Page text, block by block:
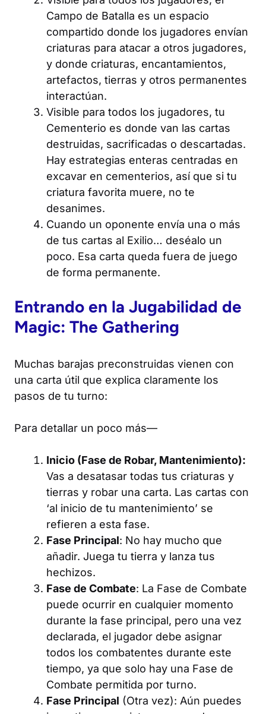
Campo de Batalla es un espacio
compartido donde los jugadores envían
criaturas para atacar a otros jugadores,
y donde criaturas, encantamientos,
artefactos, tierras y otros permanentes
interactúan.
Visible para todos los jugadores, tu
Cementerio es donde van las cartas
destruidas, sacrificadas o descartadas.
Hay estrategias enteras centradas en
excavar en cementerios, así que si tu
criatura favorita muere, no te
desanimes.
Cuando un oponente envía una o más
de tus cartas al Exilio… deséalo un
poco. Esa carta queda fuera de juego
de forma permanente.
Entrando en la Jugabilidad de
Magic: The Gathering
Muchas barajas preconstruidas vienen con
una carta útil que explica claramente los
pasos de tu turno:
Para detallar un poco más—
Inicio (Fase de Robar, Mantenimiento):
Vas a desatasar todas tus criaturas y
tierras y robar una carta. Las cartas con
‘al inicio de tu mantenimiento’ se
refieren a esta fase.
Fase Principal: No hay mucho que
añadir. Juega tu tierra y lanza tus
hechizos.
Fase de Combate: La Fase de Combate
puede ocurrir en cualquier momento
durante la fase principal, pero una vez
declarada, el jugador debe asignar
todos los combatentes durante este
tiempo, ya que solo hay una Fase de
Combate permitida por turno.
Fase Principal (Otra vez): Aún puedes